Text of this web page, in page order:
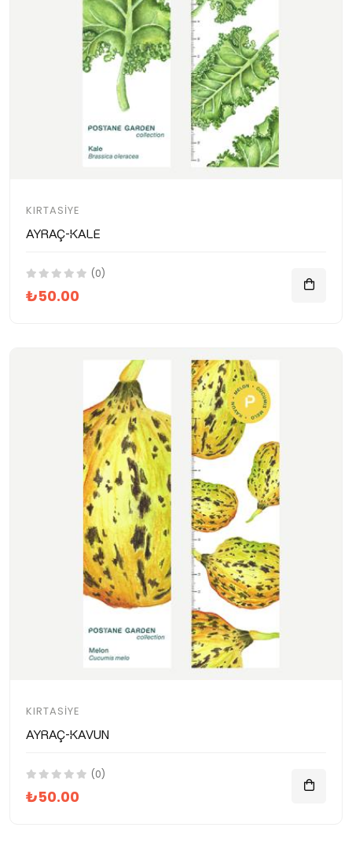
KIRTASIYE
Ayraç-Kale
(0)
₺50.00
KIRTASIYE
Ayraç-Kavun
(0)
₺50.00